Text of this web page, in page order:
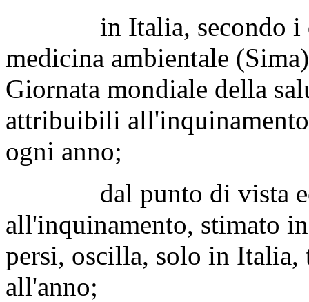
in Italia, secondo i
medicina ambientale
Giornata mondiale della
attribuibili
ogni anno;
dal punto di vista
all'inquinamento, stimato
persi, oscilla, solo in
all'anno;